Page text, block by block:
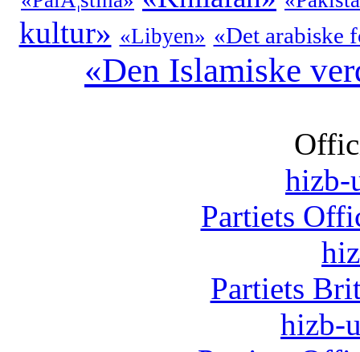
kultur» «Libyen» «Det arabiske
«Den Islamiske
hizb-
Partiets
Partiets
hizb-